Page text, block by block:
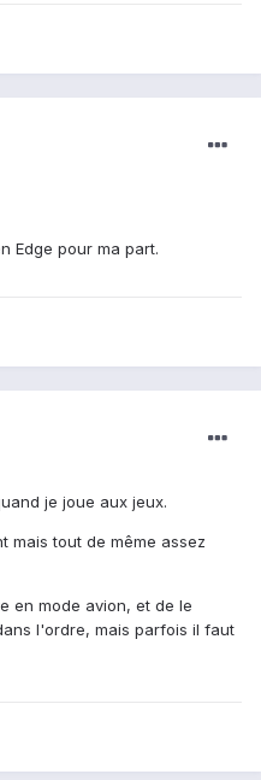
Edge pour ma part.
je joue aux jeux.
mais tout de même assez
en mode avion, et de le
l'ordre, mais parfois il faut